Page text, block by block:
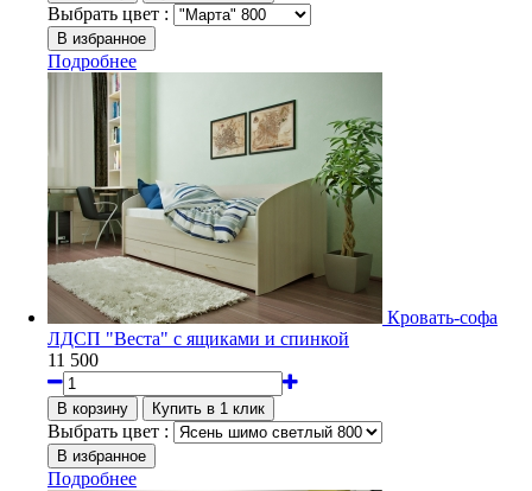
Выбрать цвет :
Подробнее
Кровать-софа
ЛДСП "Веста" с ящиками и спинкой
11 500
Выбрать цвет :
Подробнее